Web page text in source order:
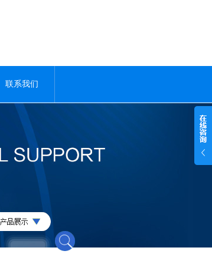
联系我们